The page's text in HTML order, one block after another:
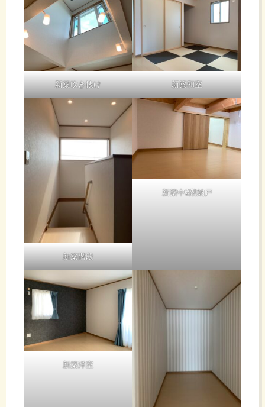
新築吹き抜け 新築和室
新築階段
新築中2階納戸
新築洋室